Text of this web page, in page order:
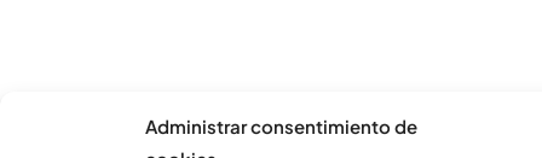
Administrar consentimiento de